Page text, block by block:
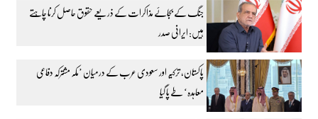
جنگ کے بجائے مذاکرات کے ذریعے حقوق حاصل کرنا چاہتے
ہیں: ایرانی صدر
پاکستان، ترکیہ اور سعودی عرب کے درمیان ’مکہ مشترکہ دفاعی
معاہدہ‘ طے پا گیا